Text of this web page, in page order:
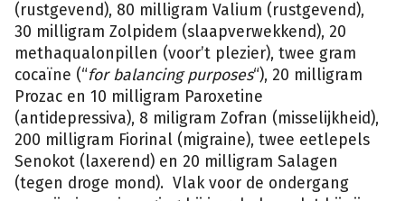
(rustgevend), 80 milligram Valium (rustgevend),
30 milligram Zolpidem (slaapverwekkend), 20
methaqualonpillen (voor’t plezier), twee gram
cocaïne (“for balancing purposes“), 20 milligram
Prozac en 10 milligram Paroxetine
(antidepressiva), 8 miligram Zofran (misselijkheid),
200 milligram Fiorinal (migraine), twee eetlepels
Senokot (laxerend) en 20 milligram Salagen
(tegen droge mond). Vlak voor de ondergang